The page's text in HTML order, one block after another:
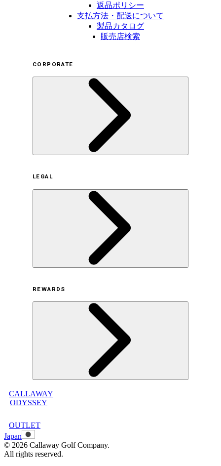
返品ポリシー
支払方法・配送について
製品カタログ
販売店検索
CORPORATE
サステナビリティの取り組み（日本）
サステナビリティの取り組み（米国/英語）
ヒストリー
採用情報
LEGAL
オンラインストア利用規約
プライバシーポリシー
特定商取引法に基づく表示
古物営業法に基づく表示
REWARDS
CALLAWAY
ODYSSEY
OUTLET
Japan
© 2026 Callaway Golf Company.
All rights reserved.